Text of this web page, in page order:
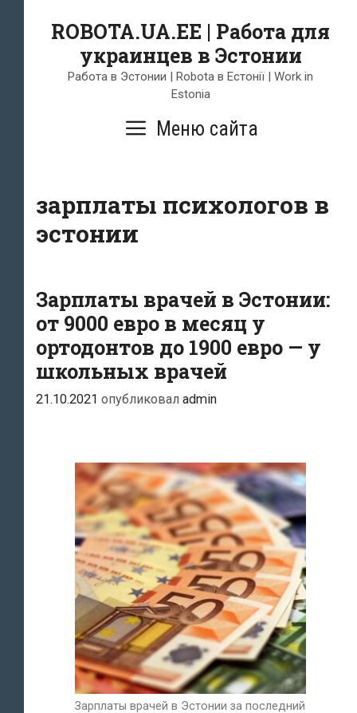
ROBOTA.UA.EE | Работа для
украинцев в Эстонии
Работа в Эстонии | Robota в Естонії | Work in
Estonia
Меню сайта
зарплаты психологов в
эстонии
Зарплаты врачей в Эстонии:
от 9000 евро в месяц у
ортодонтов до 1900 евро — у
школьных врачей
21.10.2021 опубликовал admin
Зарплаты врачей в Эстонии за последний